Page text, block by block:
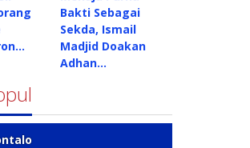
Bakti Sebagai
Sekda, Ismail
Madjid Doakan
Adhan…